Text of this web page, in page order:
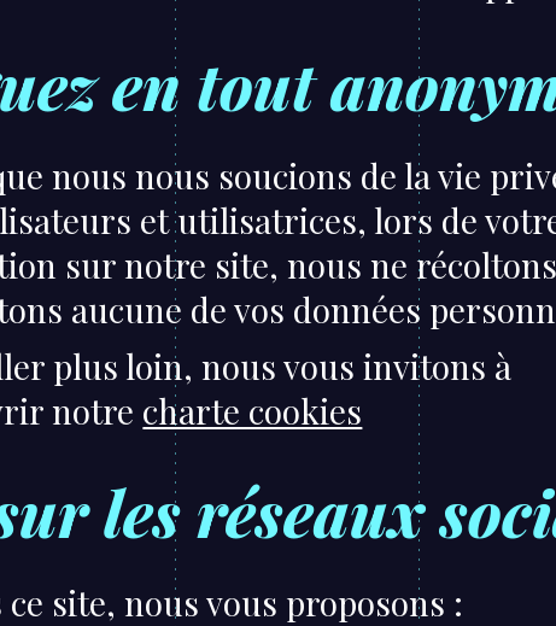
en tout
nous nous soucions de la vie
et utilisatrices, lors de
sur notre site, nous ne
aucune de vos données
plus loin, nous vous invitons à
notre charte cookies
les réseaux
site, nous vous proposons :